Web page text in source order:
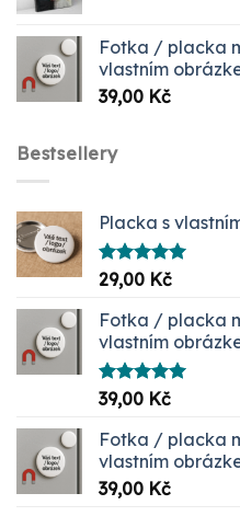
Fotka / placka
vlastním
39,00 Kč
Bestsellery
Placka s
Hodnocení
5.00
29,00 Kč
Fotka / placka
vlastním
Hodnocení
5.00
39,00 Kč
Fotka / placka
vlastním
39,00 Kč